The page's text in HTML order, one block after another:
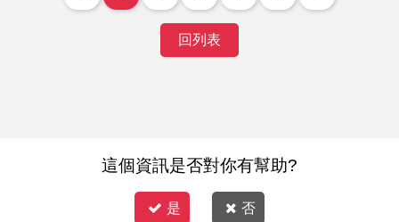
回列表
這個資訊是否對你有幫助?
是 否